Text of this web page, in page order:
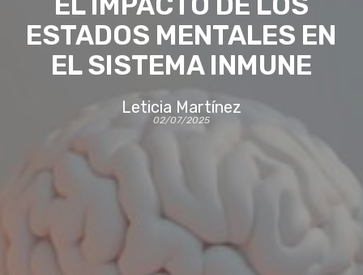
ESTADOS MENTALES EN
EL SISTEMA INMUNE
Leticia Martínez
02/07/2025